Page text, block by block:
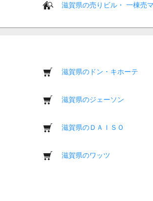
滋賀県の売りビル・ 一棟売
滋賀県のドン・キホーテ
滋賀県のジェーソン
滋賀県のＤＡＩＳＯ
滋賀県のワッツ